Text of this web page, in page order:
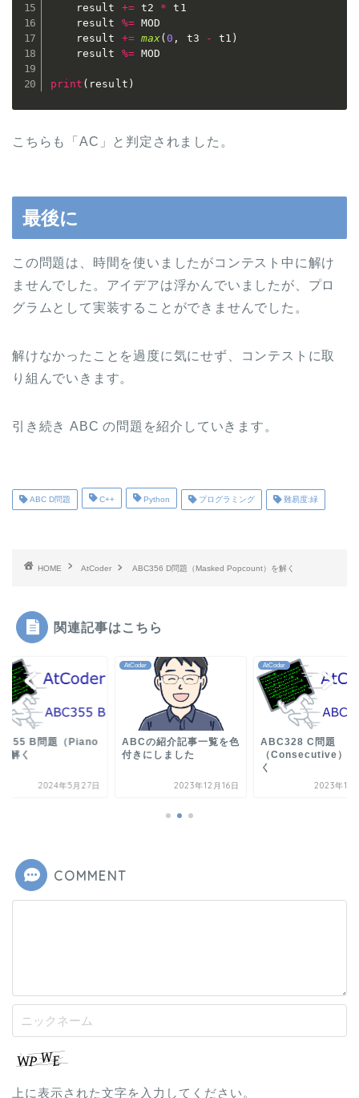
    result
+= t2 * t1
    result
%= MOD
    result
+= max(0 , t3 - t1 )
    result
%= MOD
print ( result )
こちらも「AC」と判定されました。
最後に
この問題は、時間を使いましたがコンテスト中に解け
ませんでした。アイデアは浮かんでいましたが、プロ
グラムとして実装することができませんでした。
解けなかったことを過度に気にせず、コンテストに取
り組んでいきます。
引き続き ABC の問題を紹介していきます。
ABC D問題 C++ Python プログラミング 難易度:緑
HOME AtCoder ABC356 D問題（Masked Popcount）を解く
関連記事はこちら
B問題（Piano
解く
2024年5月27日
AtCoder
ABCの紹介記事一覧を色
付きにしました
2023年12月16日
AtCoder
ABC328 C問題
（Consecutive）を
く
2023年11
COMMENT
上に表示された文字を入力してください。